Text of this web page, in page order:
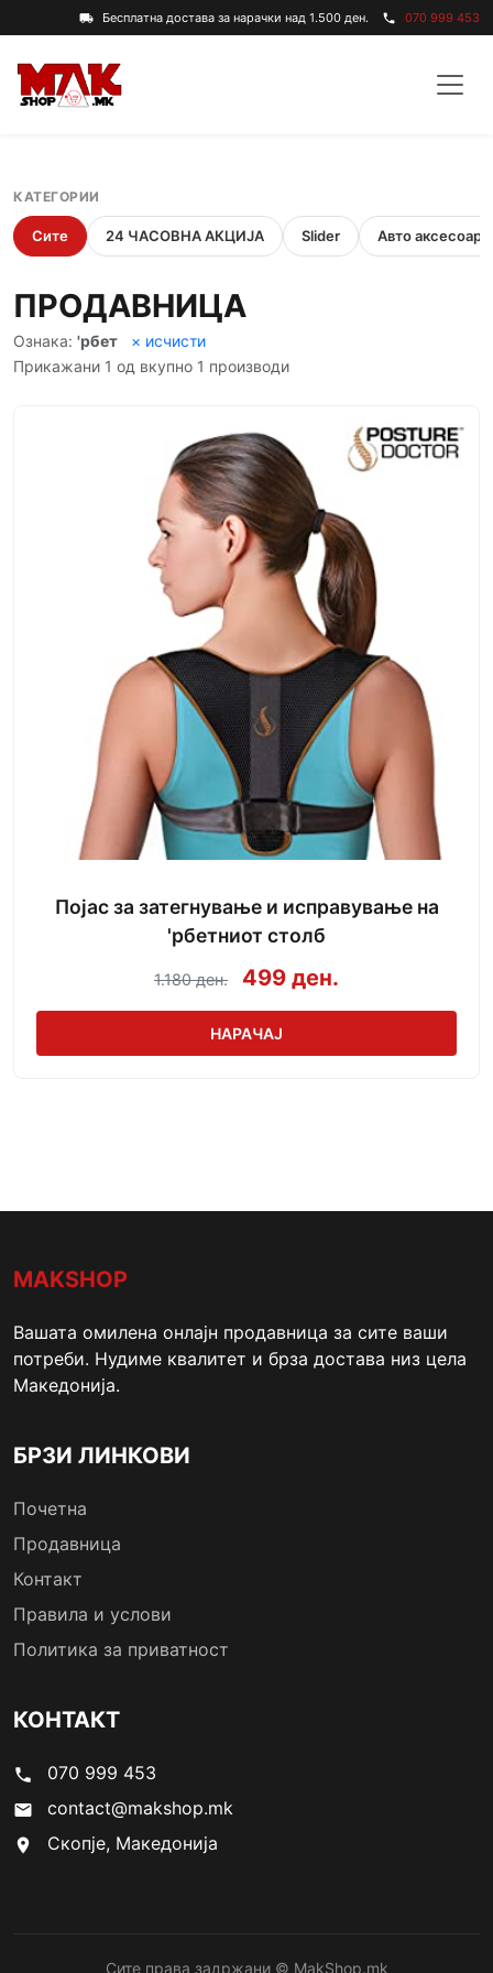
local_shipping Бесплатна достава за нарачки над 1.500 ден. phone 070 999 453
КАТЕГОРИИ
Сите 24 ЧАСОВНА АКЦИЈА Slider Авто аксесоари
ПРОДАВНИЦА
Ознака: 'рбет
× исчисти
Прикажани 1 од вкупно 1 производи
Појас за затегнување и исправување на
'рбетниот столб
1.180 ден. 499 ден.
НАРАЧАЈ
MAKSHOP
Вашата омилена онлајн продавница за сите ваши
потреби. Нудиме квалитет и брза достава низ цела
Македонија.
БРЗИ ЛИНКОВИ
Почетна
Продавница
Контакт
Правила и услови
Политика за приватност
КОНТАКТ
phone 070 999 453
email contact@makshop.mk
location_on Скопје, Македонија
Сите права задржани © MakShop.mk